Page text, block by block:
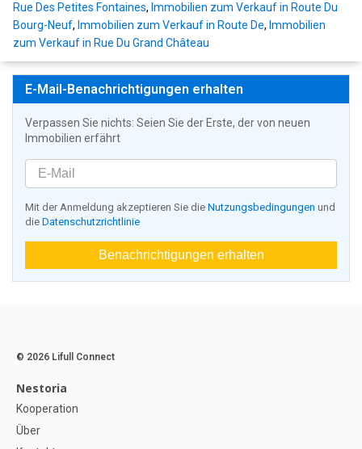
Rue Des Petites Fontaines, Immobilien zum Verkauf in Route Du
Bourg-Neuf, Immobilien zum Verkauf in Route De, Immobilien
zum Verkauf in Rue Du Grand Château
E-Mail-Benachrichtigungen erhalten
Verpassen Sie nichts: Seien Sie der Erste, der von neuen
Immobilien erfährt
Mit der Anmeldung akzeptieren Sie die Nutzungsbedingungen und
die Datenschutzrichtlinie
Benachrichtigungen erhalten
© 2026 Lifull Connect
Nestoria
Kooperation
Über